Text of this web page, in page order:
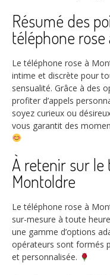
Résumé des
téléphone
Le téléphone rose à
intime et discrète pour
sensualité. Grâce à des
profiter d’appels
soyez curieux ou
vous garantit des
À retenir sur le
Montoldre
Le téléphone rose à
sur-mesure à toute
une gamme d’options
opérateurs sont formés
et personnalisée.